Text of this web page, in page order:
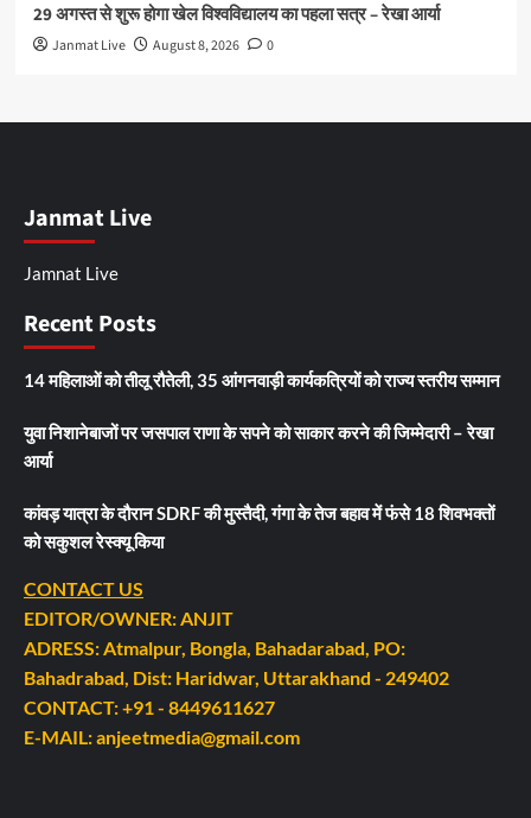
29 अगस्त से शुरू होगा खेल विश्वविद्यालय का पहला सत्र – रेखा आर्या
Janmat Live August 8, 2026 0
Janmat Live
Jamnat Live
Recent Posts
14 महिलाओं को तीलू रौतेली, 35 आंगनवाड़ी कार्यकत्रियों को राज्य स्तरीय सम्मान
युवा निशानेबाजों पर जसपाल राणा के सपने को साकार करने की जिम्मेदारी – रेखा
आर्या
कांवड़ यात्रा के दौरान SDRF की मुस्तैदी, गंगा के तेज बहाव में फंसे 18 शिवभक्तों
को सकुशल रेस्क्यू किया
CONTACT US
EDITOR/OWNER: ANJIT
ADRESS: Atmalpur, Bongla, Bahadarabad, PO:
Bahadrabad, Dist: Haridwar, Uttarakhand - 249402
CONTACT: +91 - 8449611627
E-MAIL: anjeetmedia@gmail.com